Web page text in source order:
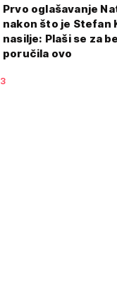
Prvo oglašavanje
nakon što je Stefan
nasilje: Plaši se za
poručila ovo
3